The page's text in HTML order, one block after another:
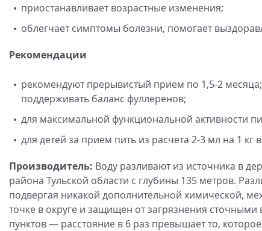
приостанавливает возрастные изменения;
облегчает симптомы болезни, помогает
Рекомендации
рекомендуют прерывистый прием по 1,5-2
поддерживать баланс фуллеренов;
для максимальной функциональной активности
для детей за прием пить из расчета 2-3 мл на 1 кг
Производитель: Воду разливают из источника в
района Тульской области с глубины 135 метров.
подвергая никакой дополнительной химической,
точке в округе и защищен от загрязнения
пунктов — расстояние в 6 раз превышает то,